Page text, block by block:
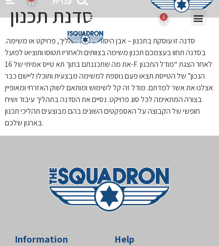
0 סדנת תכנון
סדנה זו עוסקת בתכנון – אבן היסוד של כל תהליך, פרויקט או משימה.
בסדנה תחוו בעצמכם תכנון משימה בצוותים ולאחריו תטוסו ותוציאו לפועל
את מה שתכננתם בתוך תא טייס אמיתי של 16-F. לאחר הצגת “מודל התכנון
הנכון” של הטייסת תצאו פעם נוספת למשימה מבצעית ותוכלו ליישם כבר
אצלנו את אשר למדתם. מודל זה קל לשימוש ומותאם לשוק האזרחי ומאופיין
בצורה המתאימה לכל סוג פרויקט. נסיים את הסדנה בתהליך עיבוד ושיח
חופשי של הקבוצה על האספקטים השונים בהם מבוצעים תהליכי תכנון
בארגון שלכם.
Information Help